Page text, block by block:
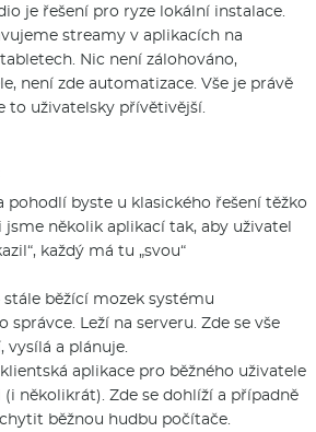
je řešení pro ryze lokální instalace.
streamy v aplikacích na
Nic není zálohováno,
není zde automatizace. Vše je právě
to uživatelsky přívětivější.
pohodlí byste u klasického řešení těžko
jsme několik aplikací tak, aby uživatel
každý má tu „svou“
stále běžící mozek systému
Leží na serveru. Zde se vše
vysílá a plánuje.
aplikace pro běžného uživatele
(i několikrát). Zde se dohlíží a případně
běžnou hudbu počítače.